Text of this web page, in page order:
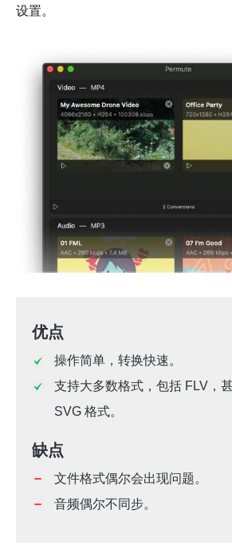
设置。
优点
操作简单，转换快速。
支持大多数格式，包括 FLV，
SVG 格式。
缺点
文件格式偶尔会出现问题。
音频偶尔不同步。